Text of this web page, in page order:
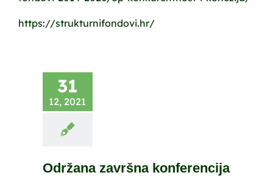
https://strukturnifondovi.hr/
31
12, 2021
Održana završna konferencija